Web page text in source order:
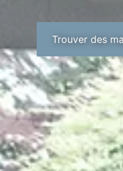
Trouver des